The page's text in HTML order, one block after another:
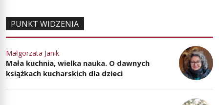
PUNKT WIDZENIA
Małgorzata Janik
Mała kuchnia, wielka nauka. O dawnych
książkach kucharskich dla dzieci